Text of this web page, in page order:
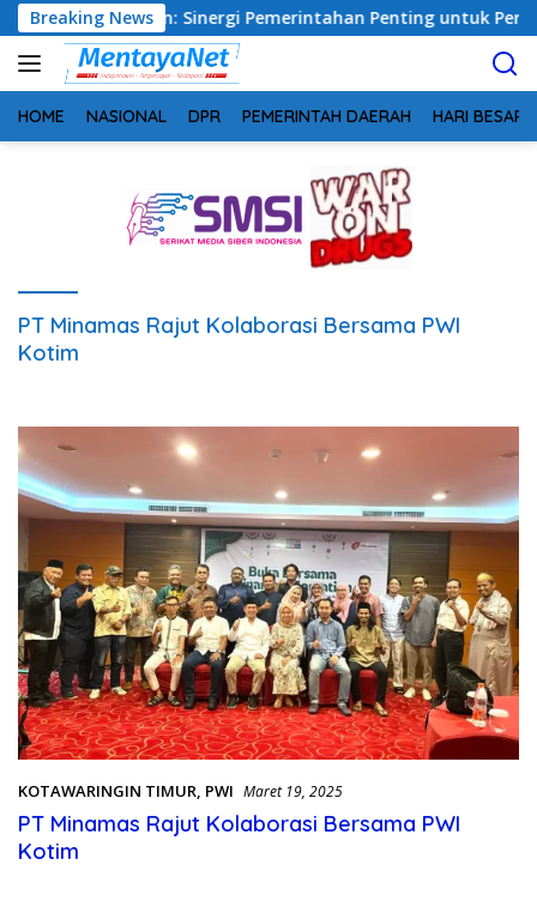
Langsung
ke
konten
Breaking News
Safrudin: Sinergi Pemerintahan Penting untuk Perkuat
HOME NASIONAL DPR PEMERINTAH DAERAH HARI BESAR
PT Minamas Rajut Kolaborasi Bersama PWI
Kotim
KOTAWARINGIN TIMUR, PWI Maret 19, 2025
PT Minamas Rajut Kolaborasi Bersama PWI
Kotim